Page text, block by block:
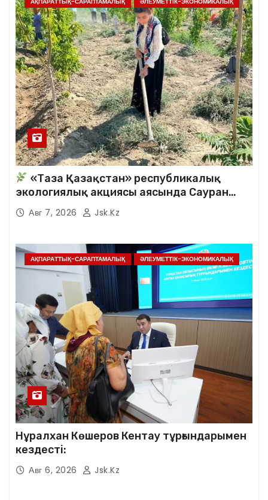
«Таза Қазақстан» республикалық
экологиялық акциясы аясында Сауран
аудандық кітапханасының қызметкерлері
кезекті сенбілік жұмыстарына белсене
Авг 7, 2026 Jsk.kz
АҚПАРАТТЫҚ-САРАПТАМАЛЫҚ ӘЛЕУМЕТТІК-ЭКОНОМИКАЛЫҚ
Нұралхан Көшеров Кентау тұрғындарымен
кездесті:
Авг 6, 2026 Jsk.kz